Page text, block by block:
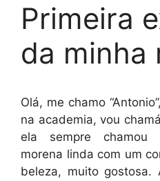
Primeira
da minha
Olá, me chamo
na academia, vou
ela sempre chamou
morena linda com um
beleza, muito